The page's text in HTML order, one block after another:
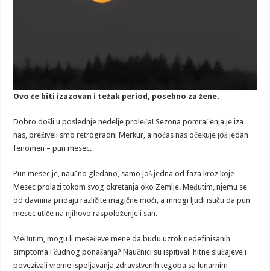
Ovo će biti izazovan i težak period, posebno za žene.
Dobro došli u poslednje nedelje proleća! Sezona pomračenja je iza
nas, preživeli smo retrogradni Merkur, a noćas nas očekuje još jedan
fenomen – pun mesec.
Pun mesec je, naučno gledano, samo još jedna od faza kroz koje
Mesec prolazi tokom svog okretanja oko Zemlje. Međutim, njemu se
od davnina pridaju različite magične moći, a mnogi ljudi ističu da pun
mesec utiče na njihovo raspoloženje i san.
Međutim, mogu li mesečeve mene da budu uzrok nedefinisanih
simptoma i čudnog ponašanja? Naučnici su ispitivali hitne slučajeve i
povezivali vreme ispoljavanja zdravstvenih tegoba sa lunarnim